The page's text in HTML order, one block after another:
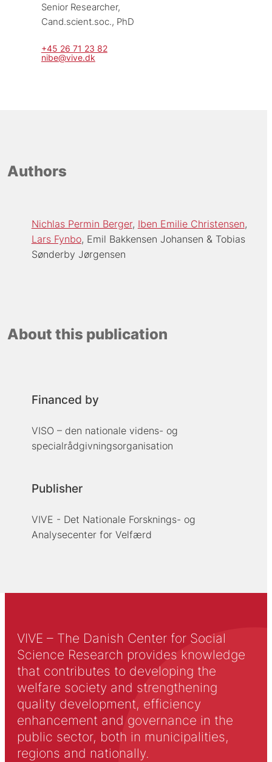
Senior Researcher,
Cand.scient.soc., PhD
+45 26 71 23 82
nibe@vive.dk
Authors
Nichlas Permin Berger Iben Emilie Christensen
Lars Fynbo Emil Bakkensen Johansen
Tobias
Sønderby Jørgensen
About this publication
Financed by
VISO – den nationale videns- og
specialrådgivningsorganisation
Publisher
VIVE - Det Nationale Forsknings- og
Analysecenter for Velfærd
VIVE – The Danish Center for Social
Science Research provides knowledge
that contributes to developing the
welfare society and strengthening
quality development, efficiency
enhancement and governance in the
public sector, both in municipalities,
regions and nationally.